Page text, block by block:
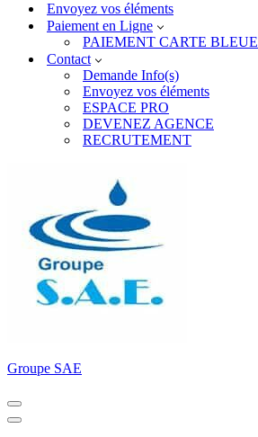
Envoyez vos éléments
Paiement en Ligne
PAIEMENT CARTE BLEUE
Contact
Demande Info(s)
Envoyez vos éléments
ESPACE PRO
DEVENEZ AGENCE
RECRUTEMENT
Groupe SAE
Menu
de
Menu